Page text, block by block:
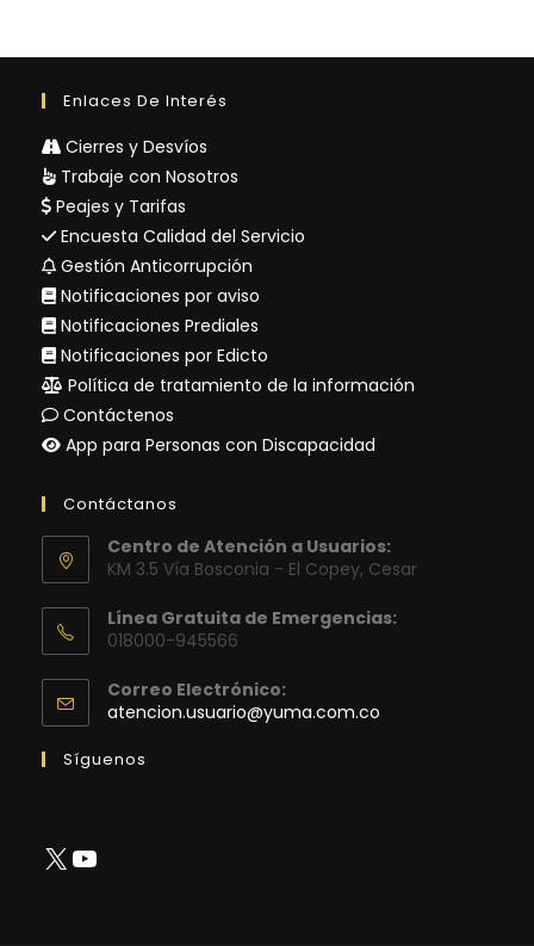
Enlaces De Interés
Cierres y Desvíos
Trabaje con Nosotros
Peajes y Tarifas
Encuesta Calidad del Servicio
Gestión Anticorrupción
Notificaciones por aviso
Notificaciones Prediales
Notificaciones por Edicto
Política de tratamiento de la información
Contáctenos
App para Personas con Discapacidad
Contáctanos
Centro de Atención a Usuarios:
KM 3.5 Vía Bosconia - El Copey, Cesar
Línea Gratuita de Emergencias:
018000-945566
Correo Electrónico:
atencion.usuario@yuma.com.co
Síguenos
X YouTube